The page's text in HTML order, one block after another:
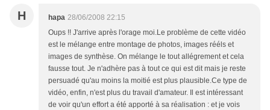
H hapa 28/06/2008 22:15
Oups !! J'arrive après l'orage moi.Le problème de cette vidéo
est le mélange entre montage de photos, images rééls et
images de synthèse. On mélange le tout allégrement et cela
fausse tout. Je n'adhère pas à tout ce qui est dit mais je reste
persuadé qu'au moins la moitié est plus plausible.Ce type de
vidéo, enfin, n'est plus du travail d'amateur. Il est intéressant
de voir qu'un effort a été apporté à sa réalisation : et je vois